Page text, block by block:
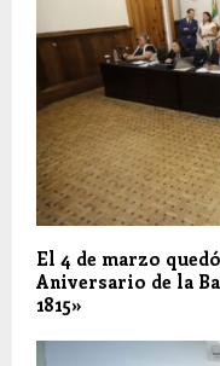
El 4 de marzo
Aniversario de la
1815»